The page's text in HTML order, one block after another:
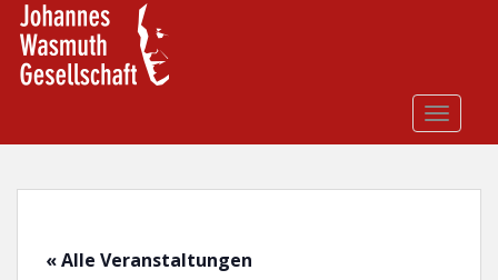
o
« Alle Veranstaltungen